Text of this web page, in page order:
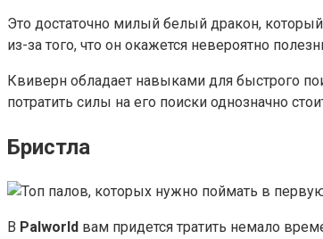
Это достаточно милый белый дракон,
из-за того, что он окажется невероятно
Квиверн обладает навыками для быстрого
потратить силы на его поиски однозначно
Бристла
В Palworld вам придется тратить немало